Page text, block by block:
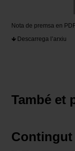
Nota de premsa en
Descarrega l’arxiu
També et